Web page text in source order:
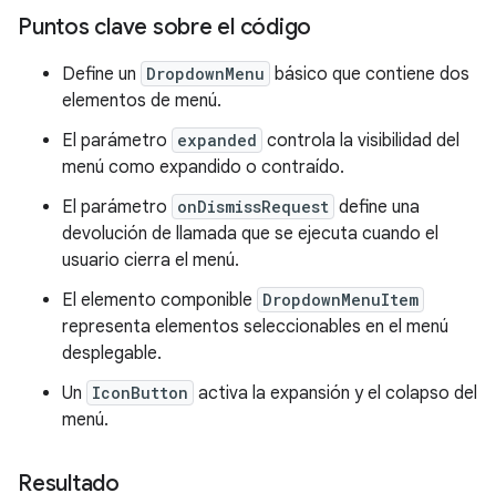
Puntos clave sobre el código
Define un DropdownMenu
básico que contiene dos
elementos de menú.
El parámetro expanded controla la visibilidad del
menú como expandido o contraído.
El parámetro onDismissRequest define una
devolución de llamada que se ejecuta cuando el
usuario cierra el menú.
El elemento componible DropdownMenuItem
representa elementos seleccionables en el menú
desplegable.
Un IconButton activa la expansión y el colapso del
menú.
Resultado